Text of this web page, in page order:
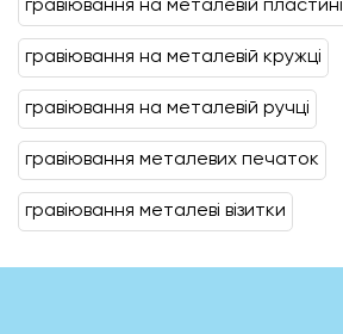
гравіювання на металевій пластині
гравіювання на металевій кружці
гравіювання на металевій ручці
гравіювання металевих печаток
гравіювання металеві візитки